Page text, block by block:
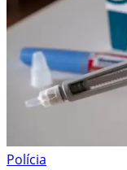
Polícia